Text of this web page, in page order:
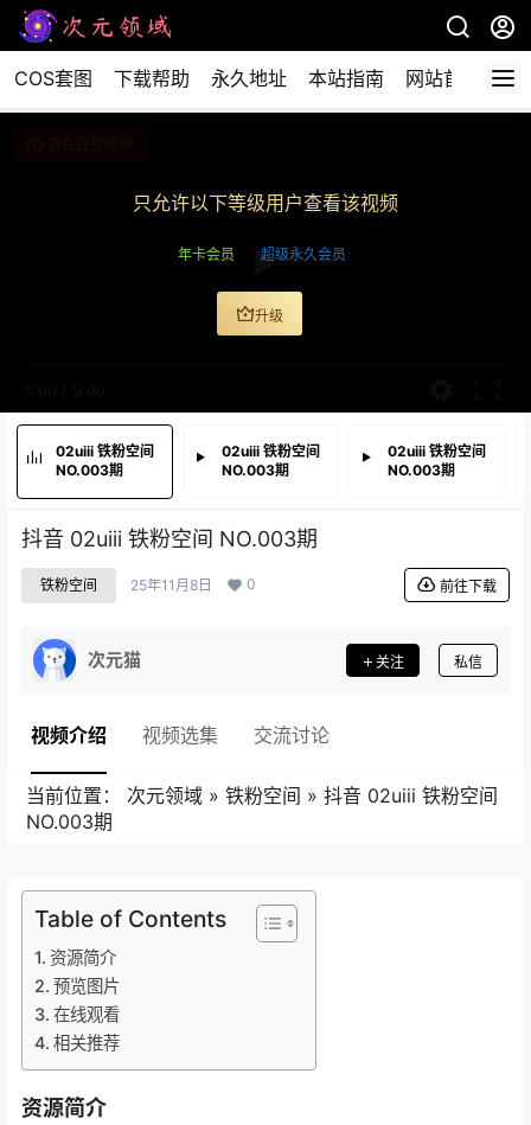
COS套图 下载帮助 永久地址 本站指南 网站首页
只允许以下等级用户查看该视频
年卡会员 超级永久会员
升级
02uiii 铁粉空间
NO.003期
02uiii 铁粉空间
NO.003期
02uiii 铁粉空间
NO.003期
抖音 02uiii 铁粉空间 NO.003期
铁粉空间 25年11月8日 0 前往下载
次元猫 关注 私信
视频介绍 视频选集 交流讨论
当前位置： 次元领域 » 铁粉空间 » 抖音 02uiii 铁粉空间
NO.003期
Table of Contents
资源简介
预览图片
在线观看
相关推荐
资源简介